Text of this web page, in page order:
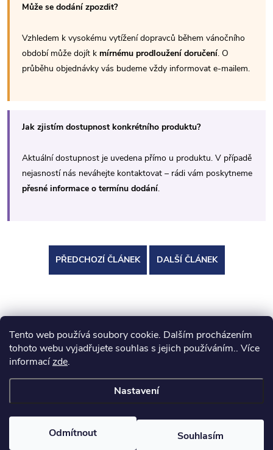
Tento web používá soubory cookie. Dalším procházením
tohoto webu vyjadřujete souhlas s jejich používáním.. Více
informacízde.
Nastavení
Odmítnout Souhlasím
Může se dodání zpozdit?
Vzhledem k vysokému vytížení dopravců během vánočního
období může dojít k mírnému prodloužení doručení. O
průběhu objednávky vás budeme vždy informovat e-mailem.
Jak zjistím dostupnost konkrétního produktu?
Aktuální dostupnost je uvedena přímo u produktu. V případě
nejasností nás neváhejte kontaktovat – rádi vám poskytneme
přesné informace o termínu dodání.
PŘEDCHOZÍ ČLÁNEK DALŠÍ ČLÁNEK
Z
á
p
a
koupelny-sanita.cz kupelne-online.sk
eshopsanita.cz. Všechna práva vyhrazena.